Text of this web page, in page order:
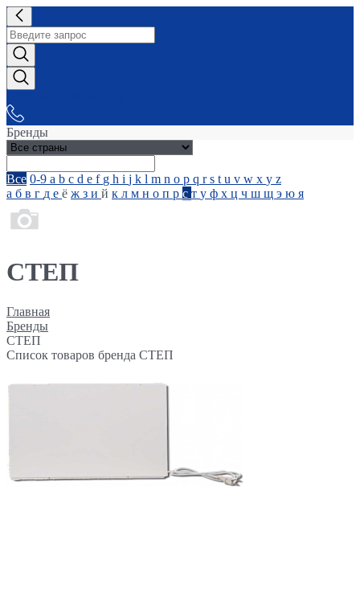
Бренды
Все 0-9 a b c d e f g h i j k l m n o p q rs t u v w x y z
а б в г д е ё ж з и й к л м н о п р с т у ф х ц ч ш щ э ю я
СТЕП
Главная
Бренды
СТЕП
Список товаров бренда СТЕП